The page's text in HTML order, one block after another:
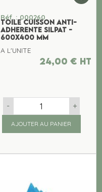
Réf. : 000260
TOILE CUISSON ANTI-
ADHERENTE SILPAT -
600x400 MM
A L'UNITE
24,00 € ht
- +
AJOUTER AU PANIER